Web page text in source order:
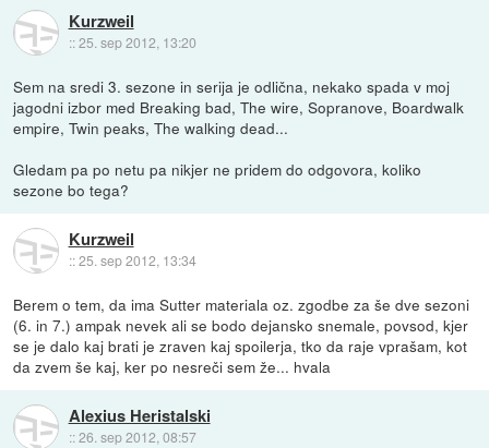
Kurzweil
::25. sep 2012, 13:20
Sem na sredi 3. sezone in serija je odlična, nekako spada v moj
jagodni izbor med Breaking bad, The wire, Sopranove, Boardwalk
empire, Twin peaks, The walking dead...
Gledam pa po netu pa nikjer ne pridem do odgovora, koliko
sezone bo tega?
Kurzweil
::25. sep 2012, 13:34
Berem o tem, da ima Sutter materiala oz. zgodbe za še dve sezoni
(6. in 7.) ampak nevek ali se bodo dejansko snemale, povsod, kjer
se je dalo kaj brati je zraven kaj spoilerja, tko da raje vprašam, kot
da zvem še kaj, ker po nesreči sem že... hvala
Alexius Heristalski
::26. sep 2012, 08:57